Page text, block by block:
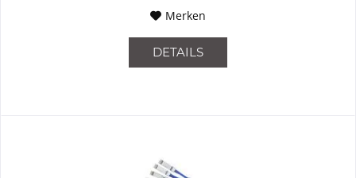
Merken
DETAILS